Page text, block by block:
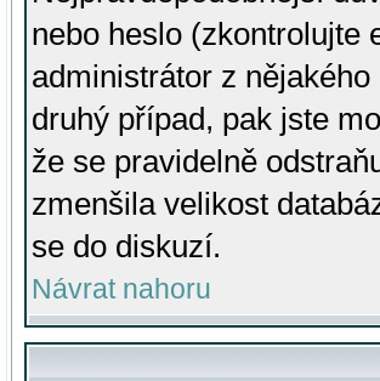
nebo heslo (zkontrolujte
administrátor z
druhý případ, pak jste
že se pravidelně
zmenšila velikost
se do diskuzí.
Návrat nahoru